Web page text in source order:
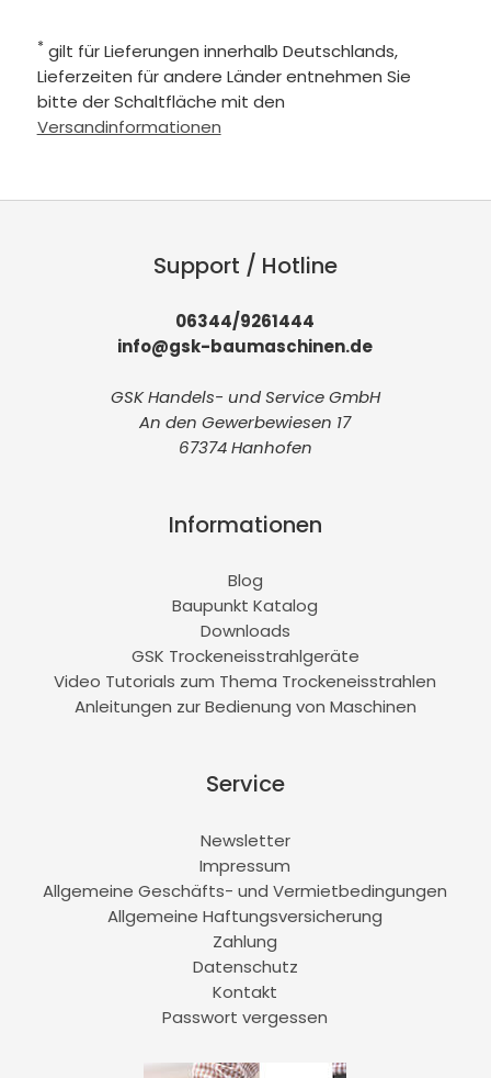
* gilt für Lieferungen innerhalb Deutschlands,
Lieferzeiten für andere Länder entnehmen Sie
bitte der Schaltfläche mit den
Versandinformationen
Support / Hotline
06344/9261444
info@gsk-baumaschinen.de
GSK Handels- und Service GmbH
An den Gewerbewiesen 17
67374 Hanhofen
Informationen
Blog
Baupunkt Katalog
Downloads
GSK Trockeneisstrahlgeräte
Video Tutorials zum Thema Trockeneisstrahlen
Anleitungen zur Bedienung von Maschinen
Service
Newsletter
Impressum
Allgemeine Geschäfts- und Vermietbedingungen
Allgemeine Haftungsversicherung
Zahlung
Datenschutz
Kontakt
Passwort vergessen